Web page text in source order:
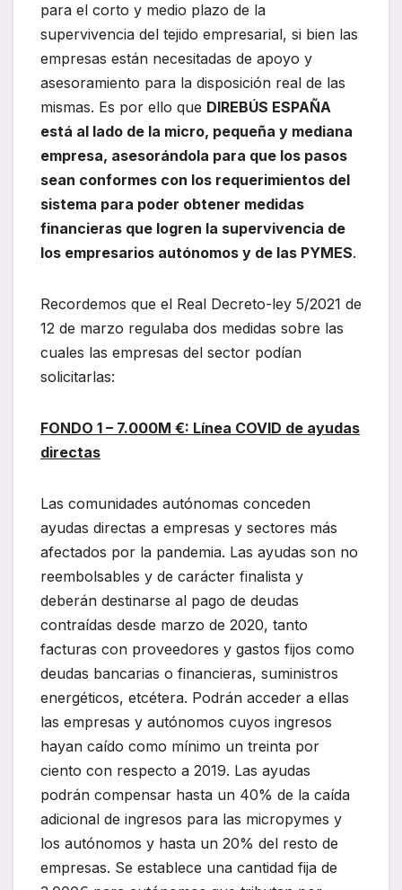
para el corto y medio plazo de la
supervivencia del tejido empresarial, si bien las
empresas están necesitadas de apoyo y
asesoramiento para la disposición real de las
mismas. Es por ello que DIREBÚS ESPAÑA
está al lado de la micro, pequeña y mediana
empresa, asesorándola para que los pasos
sean conformes con los requerimientos del
sistema para poder obtener medidas
financieras que logren la supervivencia de
los empresarios autónomos y de las PYMES.
Recordemos que el Real Decreto-ley 5/2021 de
12 de marzo regulaba dos medidas sobre las
cuales las empresas del sector podían
solicitarlas:
FONDO 1 – 7.000M €: Línea COVID de ayudas
directas
Las comunidades autónomas conceden
ayudas directas a empresas y sectores más
afectados por la pandemia. Las ayudas son no
reembolsables y de carácter finalista y
deberán destinarse al pago de deudas
contraídas desde marzo de 2020, tanto
facturas con proveedores y gastos fijos como
deudas bancarias o financieras, suministros
energéticos, etcétera. Podrán acceder a ellas
las empresas y autónomos cuyos ingresos
hayan caído como mínimo un treinta por
ciento con respecto a 2019. Las ayudas
podrán compensar hasta un 40% de la caída
adicional de ingresos para las micropymes y
los autónomos y hasta un 20% del resto de
empresas. Se establece una cantidad fija de